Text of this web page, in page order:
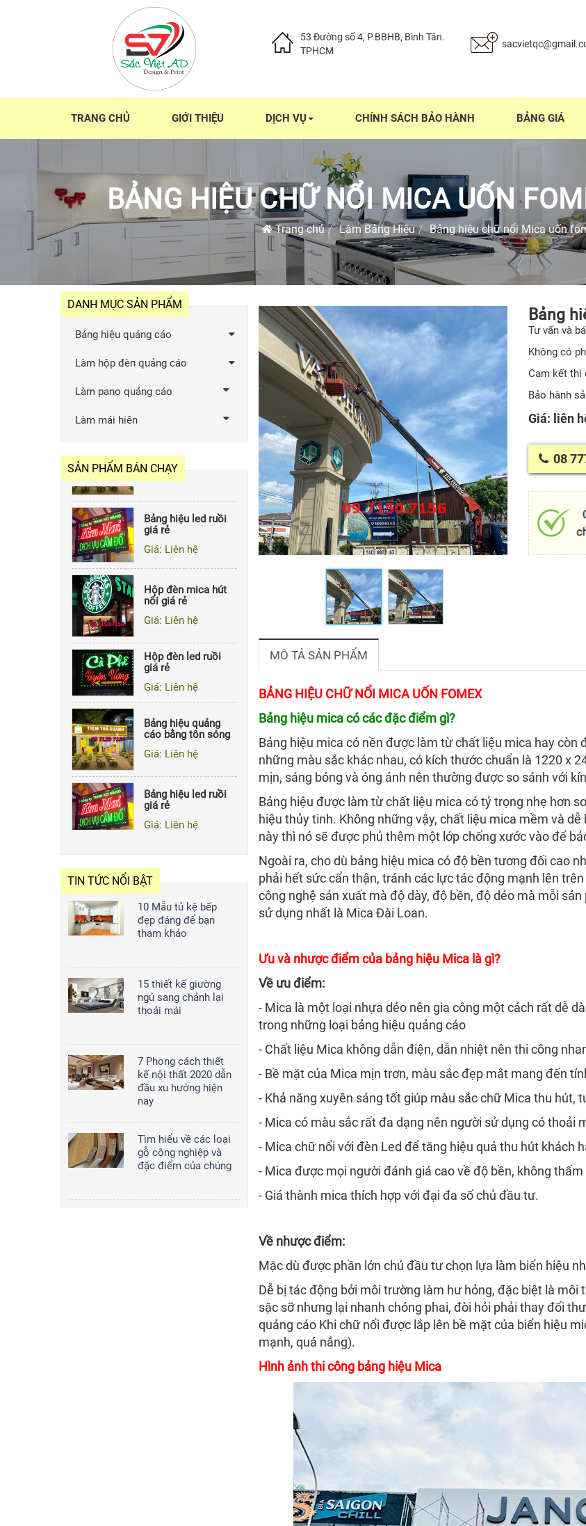
53 Đường số 4, P.BBHB, Bình Tân.
TPHCM
TRANG CHỦ GIỚI THIỆU DỊCH VỤ CHÍNH SÁCH BẢO HÀNH BẢNG GIÁ
BẢNG HIỆU CHỮ NỔI MICA UỐN
Trang chủ Làm Bảng Hiệu Bảng hiệu chữ nổi Mica uốn
Bảng
Tư vấn và
Không có
Cam kết thi
Bảo hành
Giá: liên
08
MÔ TẢ SẢN PHẨM
BẢNG HIỆU CHỮ NỔI MICA UỐN FOMEX
Bảng hiệu mica có các đặc điểm gì?
Bảng hiệu mica có nền được làm từ chất liệu mica hay
những màu sắc khác nhau, có kích thước chuẩn là 1220 x
mịn, sáng bóng và óng ánh nên thường được so sánh với
Bảng hiệu được làm từ chất liệu mica có tỷ trọng nhẹ hơn
hiệu thủy tinh. Không những vậy, chất liệu mica mềm và
này thì nó sẽ được phủ thêm một lớp chống xước vào để
Ngoài ra, cho dù bảng hiệu mica có độ bền tương đối cao
phải hết sức cẩn thận, tránh các lực tác động mạnh lên
công nghệ sản xuất mà độ dày, độ bền, độ dẻo mà mỗi
sử dụng nhất là Mica Đài Loan.
Ưu và nhược điểm của bảng hiệu Mica là gì?
Về ưu điểm:
- Mica là một loại nhựa dẻo nên gia công một cách rất dễ
trong những loại bảng hiệu quảng cáo
- Chất liệu Mica không dẫn điện, dẫn nhiệt nên thi công
- Bề mặt của Mica mịn trơn, màu sắc đẹp mắt mang đến
- Khả năng xuyên sáng tốt giúp màu sắc chữ Mica thu hút,
- Mica có màu sắc rất đa dạng nên người sử dụng có thoải
- Mica chữ nổi với đèn Led để tăng hiệu quả thu hút khách
- Mica được mọi người đánh giá cao về độ bền, không
- Giá thành mica thích hợp với đại đa số chủ đầu tư.
Về nhược điểm:
Mặc dù được phần lớn chủ đầu tư chọn lựa làm biển hiệu
Dễ bị tác động bởi môi trường làm hư hỏng, đặc biệt là
sặc sỡ nhưng lại nhanh chóng phai, đòi hỏi phải thay đổi
quảng cáo Khi chữ nổi được lắp lên bề mặt của biển hiệu
mạnh, quá nắng).
Hình ảnh thi công bảng hiệu Mica
DANH MỤC SẢN PHẨM
Bảng hiệu quảng cáo
Làm hộp đèn quảng cáo
Làm pano quảng cáo
Làm mái hiên
SẢN PHẨM BÁN CHẠY
giá rẻ
Giá: Liên hệ
Hộp đèn mica hút
nổi giá rẻ
Giá: Liên hệ
Hộp đèn led ruồi
Giá: Liên hệ
Bảng hiệu quảng
cáo bằng tôn sóng
Giá: Liên hệ
Bảng hiệu led ruồi
Giá: Liên hệ
Hộp đèn mica hút
TIN TỨC NỔI BẬT
10 Mẫu tủ kệ bếp
đẹp đáng để bạn
tham khảo
15 thiết kế giường
ngủ sang chảnh lại
thoải mái
7 Phong cách thiết
kế nội thất 2020 dẫn
đầu xu hướng hiện
nay
Tìm hiểu về các loại
gỗ công nghiệp và
đặc điểm của chúng